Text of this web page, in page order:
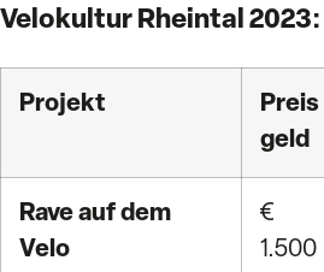
Velokultur Rheintal 2023:
Projekt
Preis
geld
Rave auf dem
Velo
€
1.500